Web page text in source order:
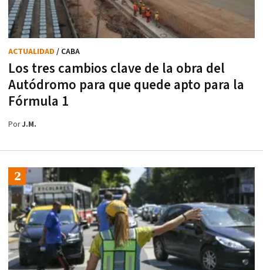
Los tres cambios clave de la obra del
Autódromo para que quede apto para la
Fórmula 1
ACTUALIDAD / CABA
PorJ.M.